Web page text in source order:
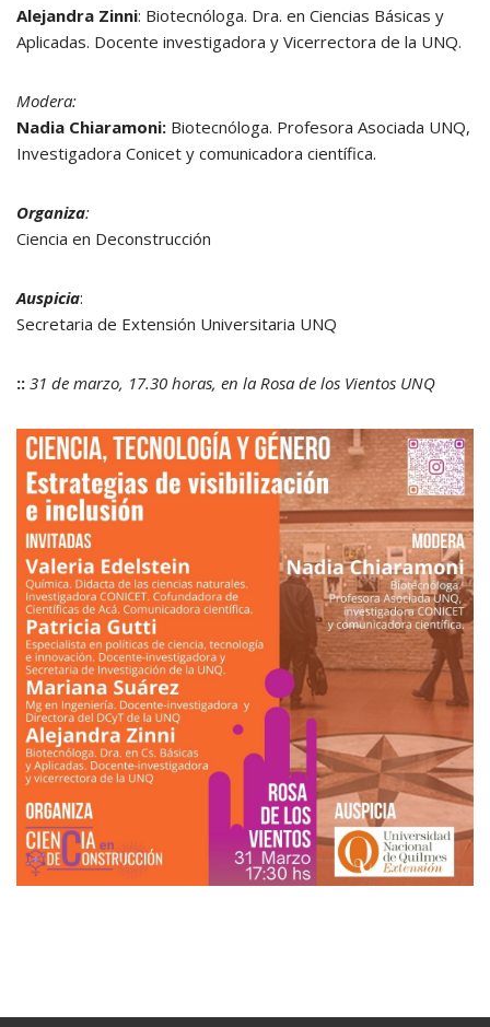
Alejandra Zinni: Biotecnóloga. Dra. en Ciencias Básicas y
Aplicadas. Docente investigadora y Vicerrectora de la UNQ.
Modera:
Nadia Chiaramoni: Biotecnóloga. Profesora Asociada UNQ,
Investigadora Conicet y comunicadora científica.
Organiza:
Ciencia en Deconstrucción
Auspicia:
Secretaria de Extensión Universitaria UNQ
:: 31 de marzo, 17.30 horas, en la Rosa de los Vientos UNQ